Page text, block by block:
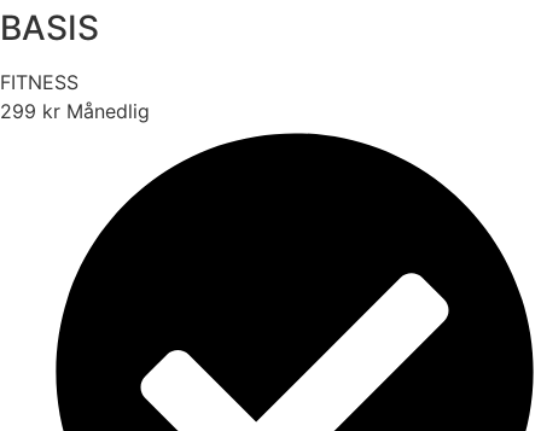
BASIS
FITNESS
299 kr Månedlig